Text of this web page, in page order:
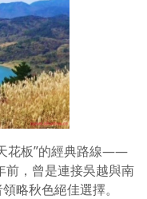
花板”的經典路線——
前，曾是連接吳越與南
略秋色絕佳選擇。